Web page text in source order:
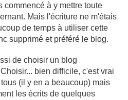
commencé à y mettre toute
Mais l'écriture ne m'étais
de temps à utiliser cette
supprimé et préféré le blog.
de choisir un blog
bien difficile, c'est vrai
(il y en a beaucoup) mais
les écrits de quelques